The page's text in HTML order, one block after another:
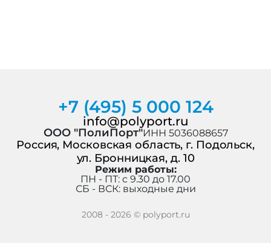
+7 (495) 5 000 124
info@polyport.ru
ООО "ПолиПорт"ИНН 5036088657
Россия, Московская область, г. Подольск,
ул. Бронницкая, д. 10
Режим работы:
ПН - ПТ: c 9.30 до 17.00
СБ - ВСК: выходные дни
2008 - 2026 © polyport.ru